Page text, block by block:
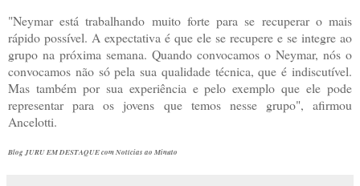
"Neymar está trabalhando muito forte para se recuperar o mais
rápido possível. A expectativa é que ele se recupere e se integre ao
grupo na próxima semana. Quando convocamos o Neymar, nós o
convocamos não só pela sua qualidade técnica, que é indiscutível.
Mas também por sua experiência e pelo exemplo que ele pode
representar para os jovens que temos nesse grupo", afirmou
Ancelotti.
Blog JURU EM DESTAQUE com Notícias ao Minuto